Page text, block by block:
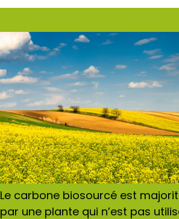
Le carbone biosourcé est
par une plante qui n’est pas